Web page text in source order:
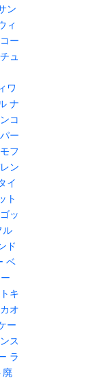
ン
ィ
ー
チュ
ワ
ナ
コ
ー
フ
ン
イ
ト
ッ
ル
ド
ベ
キ
オ
ー
ス
ラ
廃